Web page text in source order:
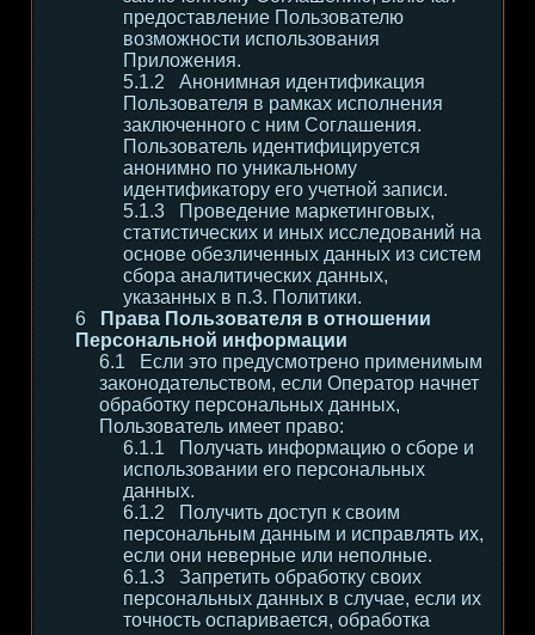
предоставление Пользователю
возможности использования
Приложения.
Анонимная идентификация
Пользователя в рамках исполнения
заключенного с ним Соглашения.
Пользователь идентифицируется
анонимно по уникальному
идентификатору его учетной записи.
Проведение маркетинговых,
статистических и иных исследований на
основе обезличенных данных из систем
сбора аналитических данных,
указанных в п.3. Политики.
Права Пользователя в отношении
Персональной информации
Если это предусмотрено применимым
законодательством, если Оператор начнет
обработку персональных данных,
Пользователь имеет право:
Получать информацию о сборе и
использовании его персональных
данных.
Получить доступ к своим
персональным данным и исправлять их,
если они неверные или неполные.
Запретить обработку своих
персональных данных в случае, если их
точность оспаривается, обработка